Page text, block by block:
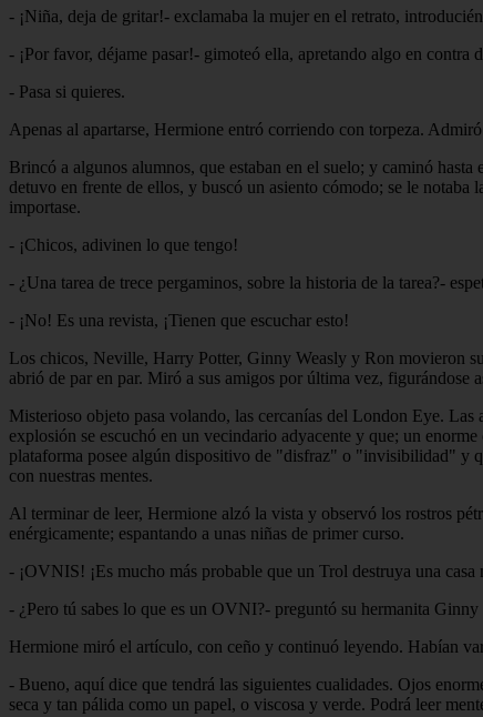
- ¡Niña, deja de gritar!- exclamaba la mujer en el retrato,
- ¡Por favor, déjame pasar!- gimoteó ella, apretando algo en contra
- Pasa si quieres.
Apenas al apartarse, Hermione entró corriendo con torpeza.
Brincó a algunos alumnos, que estaban en el suelo; y caminó
detuvo en frente de ellos, y buscó un asiento cómodo; se le
importase.
- ¡Chicos, adivinen lo que tengo!
- ¿Una tarea de trece pergaminos, sobre la historia de la tarea?-
- ¡No! Es una revista, ¡Tienen que escuchar esto!
Los chicos, Neville, Harry Potter, Ginny Weasly y Ron movieron
abrió de par en par. Miró a sus amigos por última vez, figurándose
Misterioso objeto pasa volando, las cercanías del London Eye.
explosión se escuchó en un vecindario adyacente y que; un
plataforma posee algún dispositivo de "disfraz" o "invisibilidad" y
con nuestras mentes.
Al terminar de leer, Hermione alzó la vista y observó los rostros
enérgicamente; espantando a unas niñas de primer curso.
- ¡OVNIS! ¡Es mucho más probable que un Trol destruya una casa
- ¿Pero tú sabes lo que es un OVNI?- preguntó su hermanita
Hermione miró el artículo, con ceño y continuó leyendo. Habían
- Bueno, aquí dice que tendrá las siguientes cualidades. Ojos
seca y tan pálida como un papel, o viscosa y verde. Podrá leer